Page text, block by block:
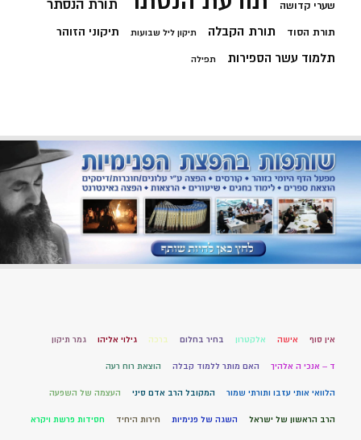
שערי קדושה תורת הנסתר
תורת הסוד תורת הקבלה תיקון ליל שבועות תיקוני הזוהר
תלמוד עשר הספירות תפילה
אין סוף אישה אלקטרון בחיר בחלום ברכה גילוי אליהו גמר תיקון
ד – אנכי ה אלהיך האם מותר ללמוד קבלה הוצאת רוח רעה
הלוואי אותי עזבו ותורתי שמור המקובל הרב אדם סיני העצמה של השפעה
הרב הראשון של ישראל השגה של פנימיות חירות היחיד חסידות פרשת ויקרא